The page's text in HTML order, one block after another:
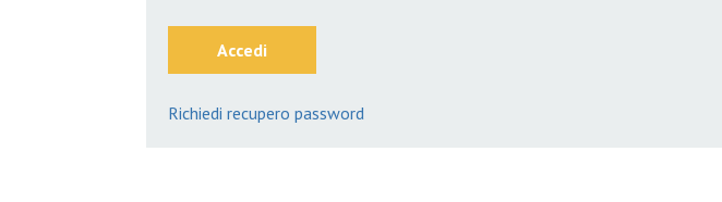
Accedi
Richiedi recupero password